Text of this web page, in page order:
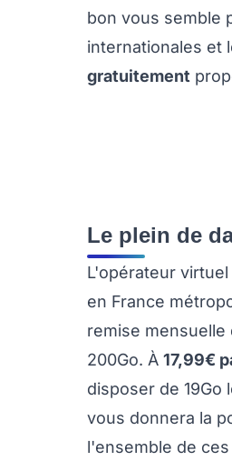
bon vous semble
internationales et
gratuitement
Le plein de
L'opérateur
en France
remise mensuelle
200Go. À 17,99€
disposer de 19Go
vous donnera la
l'ensemble de